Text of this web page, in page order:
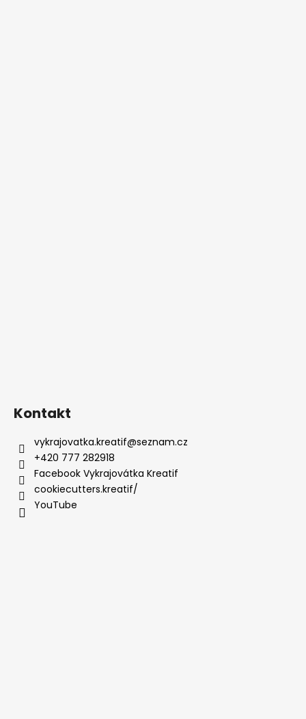
Kontakt
vykrajovatka.kreatif@seznam.cz
+420 777 282918
Facebook Vykrajovátka Kreatif
cookiecutters.kreatif/
YouTube